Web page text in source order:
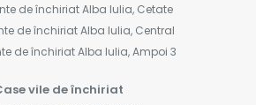
de închiriat Alba Iulia, Cetate
de închiriat Alba Iulia, Central
de închiriat Alba Iulia, Ampoi 3
vile de închiriat